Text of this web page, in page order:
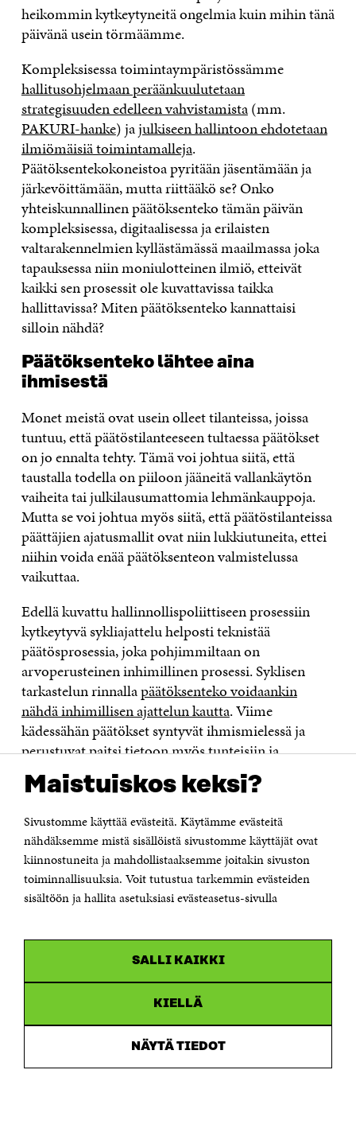
Maistuiskos keksi?
Sivustomme käyttää evästeitä. Käytämme evästeitä
nähdäksemme mistä sisällöistä sivustomme käyttäjät ovat
kiinnostuneita ja mahdollistaaksemme joitakin sivuston
toiminnallisuuksia. Voit tutustua tarkemmin evästeiden
sisältöön ja hallita asetuksiasi evästeasetus-sivulla
SALLI KAIKKI
KIELLÄ
NÄYTÄ TIEDOT
heikommin kytkeytyneitä ongelmia kuin mihin tänä
päivänä usein törmäämme.
Kompleksisessa toimintaympäristössämme
hallitusohjelmaan peräänkuulutetaan
strategisuuden edelleen vahvistamista(mm.
PAKURI-hanke) jajulkiseen hallintoon ehdotetaan
ilmiömäisiä toimintamalleja.
Päätöksentekokoneistoa pyritään jäsentämään ja
järkevöittämään, mutta riittääkö se? Onko
yhteiskunnallinen päätöksenteko tämän päivän
kompleksisessa, digitaalisessa ja erilaisten
valtarakennelmien kyllästämässä maailmassa joka
tapauksessa niin moniulotteinen ilmiö, etteivät
kaikki sen prosessit ole kuvattavissa taikka
hallittavissa? Miten päätöksenteko kannattaisi
silloin nähdä?
Päätöksenteko lähtee aina
ihmisestä
Monet meistä ovat usein olleet tilanteissa, joissa
tuntuu, että päätöstilanteeseen tultaessa päätökset
on jo ennalta tehty. Tämä voi johtua siitä, että
taustalla todella on piiloon jääneitä vallankäytön
vaiheita tai julkilausumattomia lehmänkauppoja.
Mutta se voi johtua myös siitä, että päätöstilanteissa
päättäjien ajatusmallit ovat niin lukkiutuneita, ettei
niihin voida enää päätöksenteon valmistelussa
vaikuttaa.
Edellä kuvattu hallinnollispoliittiseen prosessiin
kytkeytyvä sykliajattelu helposti teknistää
päätösprosessia, joka pohjimmiltaan on
arvoperusteinen inhimillinen prosessi. Syklisen
tarkastelun rinnallapäätöksenteko voidaankin
nähdä inhimillisen ajattelun kautta. Viime
kädessähän päätökset syntyvät ihmismielessä ja
perustuvat paitsi tietoon myös tunteisiin ja
intresseihin.
linssejä, joiden kautta he käsittelevät ja tulkitsevat
tietoa, ja joiden avulla he pyrkivät
yksinkertaistamaan monimutkaisia ilmiöitä
ymmärrettävämmäksi. Nämä mentaalimallit ovat
ihmisajattelulle – sekä yksilöille että homogeenisille
muodostavat sekä tapamme nähdä että olla
näkemättä. (Lue lisää julkaisustaUskalla ajatella,
yhdessä)
“